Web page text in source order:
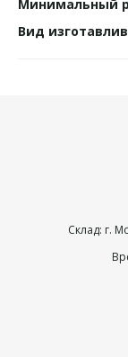
Минимальный
Вид
Склад: г.